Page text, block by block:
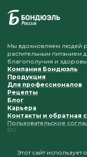
Мы вдохновляем людей
растительным питанием
благополучия и
Компания Бондюэль
Продукция
Для профессионалов
Рецепты
Блог
Карьера
Контакты и обратная
Пользовательское
RU
Этот сайт использует